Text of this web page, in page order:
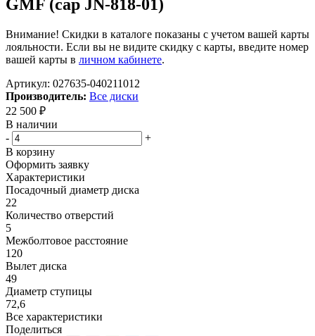
GMF (cap JN-818-01)
Внимание! Скидки в каталоге показаны с учетом вашей карты
лояльности. Если вы не видите скидку с карты, введите номер
вашей карты в личном кабинете.
Артикул: 027635-040211012
Производитель: Все диски
22 500 ₽
В наличии
-
+
В корзину
Оформить заявку
Характеристики
Посадочный диаметр диска
22
Количество отверстий
5
Межболтовое расстояние
120
Вылет диска
49
Диаметр ступицы
72,6
Все характеристики
Поделиться